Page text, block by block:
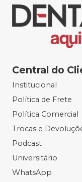
Central do
Institucional
Política de Frete
Política Comercial
Trocas e
Podcast
Universitário
WhatsApp